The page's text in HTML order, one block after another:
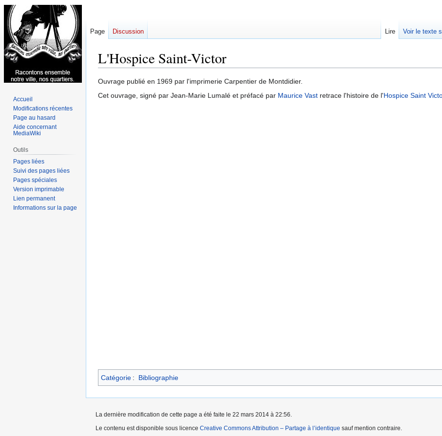
L'Hospice Saint-Victor
Aller
à
Aller
à
Ouvrage publié en 1969 par l'imprimerie Carpentier de Montdidier.
Cet ouvrage, signé par Jean-Marie Lumalé et préfacé par Maurice Vast retrace l'histoire de l'Hospice Saint
Catégorie : Bibliographie
Page Discussion Lire Voir le texte
Accueil
Modifications récentes
Page au hasard
Aide concernant
MediaWiki
Outils
Pages liées
Suivi des pages liées
Pages spéciales
Version imprimable
Lien permanent
Informations sur la page
La dernière modification de cette page a été faite le 22 mars 2014 à 22:56.
Le contenu est disponible sous licence Creative Commons Attribution – Partage à l’identique sauf mention contraire.